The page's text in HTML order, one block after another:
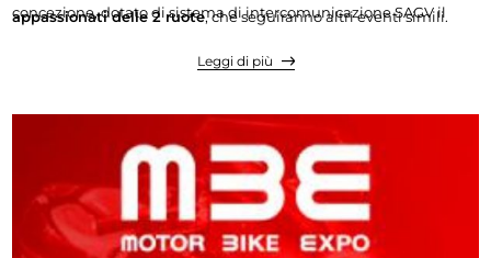
concezione, dotato di sistema di intercomunicazione SAGV il
appassionati delle 2 ruote, che seguiranno altri eventi simili.
Leggi di più